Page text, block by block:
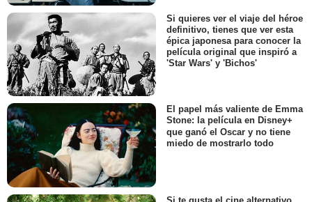
Si quieres ver el viaje del héroe
definitivo, tienes que ver esta
épica japonesa para conocer la
película original que inspiró a
'Star Wars' y 'Bichos'
El papel más valiente de Emma
Stone: la película en Disney+
que ganó el Oscar y no tiene
miedo de mostrarlo todo